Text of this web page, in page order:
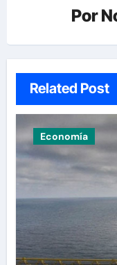
Por
Related Post
Economía